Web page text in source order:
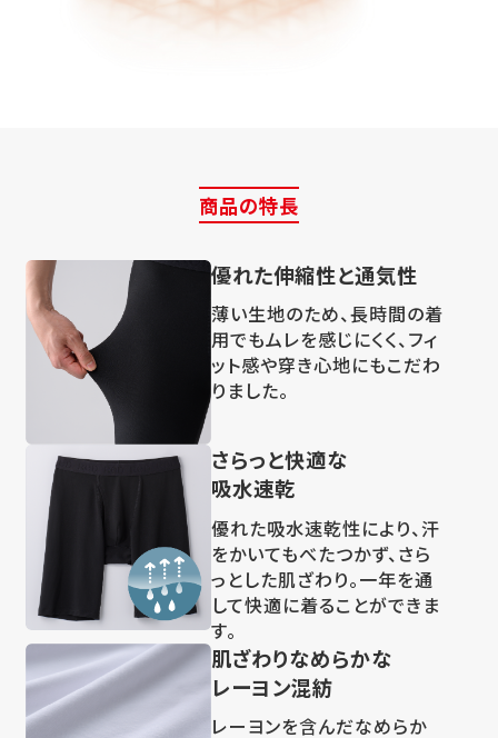
商品の特長
優れた伸縮性と通気性
薄い生地のため、長時間の着
用でもムレを感じにくく、フィ
ット感や穿き心地にもこだわ
りました。
さらっと快適な
吸水速乾
優れた吸水速乾性により、汗
をかいてもべたつかず、さら
っとした肌ざわり。一年を通
して快適に着ることができま
す。
肌ざわりなめらかな
レーヨン混紡
レーヨンを含んだなめらか